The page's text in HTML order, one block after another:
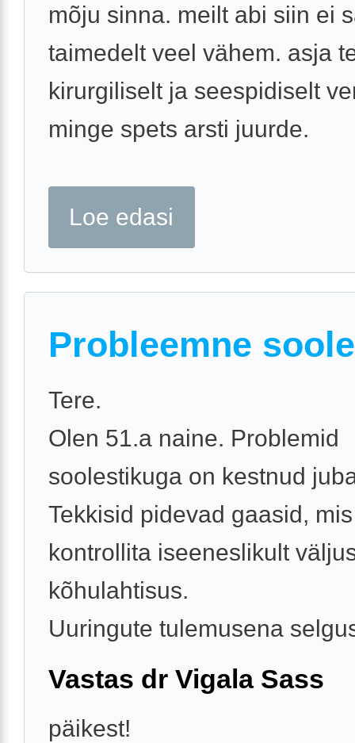
mõju sinna. meilt abi siin ei
taimedelt veel vähem. asja
kirurgiliselt ja seespidiselt
minge spets arsti juurde.
Loe edasi
Probleemne
Tere.
Olen 51.a naine. Problemid
soolestikuga on kestnud
Tekkisid pidevad gaasid,
kontrollita iseeneslikult
kõhulahtisus.
Uuringute tulemusena
Vastas dr Vigala Sass
päikest!